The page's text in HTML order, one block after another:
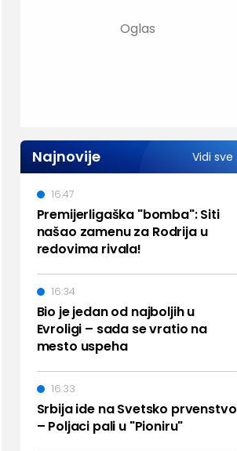
Najnovije Vidi sve
Premijerligaška "bomba": Siti
našao zamenu za Rodrija u
redovima rivala!
16:47
Bio je jedan od najboljih u
Evroligi – sada se vratio na
mesto uspeha
16:34
Srbija ide na Svetsko prvenstvo
– Poljaci pali u "Pioniru"
16:33